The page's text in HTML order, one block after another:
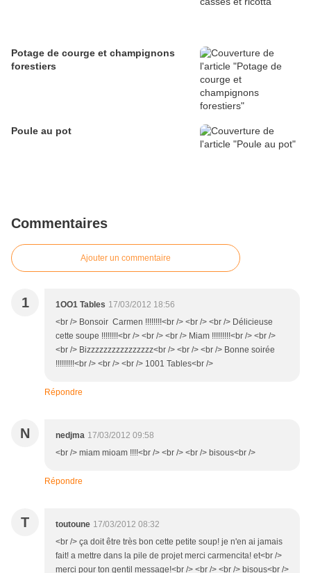
Potage de courge et champignons
forestiers
Poule au pot
Commentaires
Ajouter un commentaire
1 1OO1 Tables 17/03/2012 18:56
<br /> Bonsoir Carmen !!!!!!!!<br /> <br /> <br /> Délicieuse
cette soupe !!!!!!!!<br /> <br /> <br /> Miam !!!!!!!!!<br /> <br />
<br /> Bizzzzzzzzzzzzzzzz<br /> <br /> <br /> Bonne soirée
!!!!!!!!!<br /> <br /> <br /> 1001 Tables<br />
Répondre
N nedjma 17/03/2012 09:58
<br /> miam mioam !!!!<br /> <br /> <br /> bisous<br />
Répondre
T toutoune 17/03/2012 08:32
<br /> ça doit être très bon cette petite soup! je n'en ai jamais
fait! a mettre dans la pile de projet merci carmencita! et<br />
merci pour ton gentil message!<br /> <br /> <br /> bisous<br />